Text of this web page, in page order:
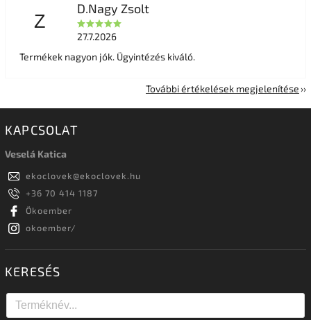
Z
D.Nagy Zsolt
27.7.2026
Termékek nagyon jók. Ügyintézés kiváló.
További értékelések megjelenítése
KAPCSOLAT
Veselá Katica
ekoclovek@ekoclovek.hu
+36 70 414 1187
Ökoember
okoember/
KERESÉS